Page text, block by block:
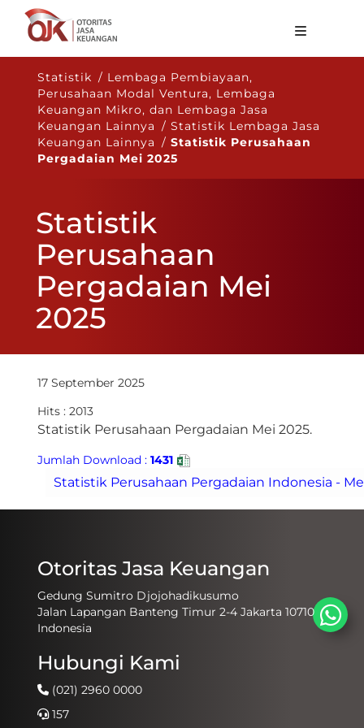
Tentang OJK
Fungsi Utama
Publikasi
Regulasi
Layanan
Karir
ID
Statistik / Lembaga Pembiayaan,
Perusahaan Modal Ventura, Lembaga
Keuangan Mikro, dan Lembaga Jasa
Keuangan Lainnya / Statistik Lembaga Jasa
Keuangan Lainnya /Statistik Perusahaan
Pergadaian Mei 2025
Statistik
Perusahaan
Pergadaian Mei
2025
17 September 2025
Hits : 2013
​​Statistik Perusahaan Pergadaian Mei 2025.​​​​
Jumlah Download :1431
Otoritas Jasa Keuangan
Gedung Sumitro Djojohadikusumo
Jalan Lapangan Banteng Timur 2-4 Jakarta 10710
Indonesia
Hubungi Kami
(021) 2960 0000
157